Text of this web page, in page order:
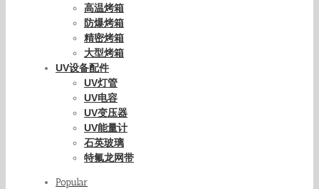
高温烤箱
防爆烤箱
精密烤箱
大型烤箱
UV设备配件
UV灯管
UV电容
UV变压器
UV能量计
石英玻璃
特氟龙网带
Popular